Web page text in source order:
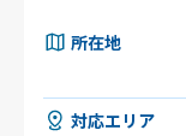
所在地
対応エリア